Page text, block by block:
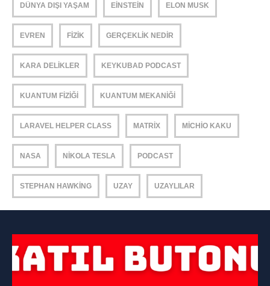
DÜNYA DIŞI YAŞAM EINSTEIN ELON MUSK
EVREN FIZIK GERÇEKLIK NEDIR
KARA DELIKLER KEYKUBAD PODCAST
KUANTUM FIZIĞI KUANTUM MEKANIĞI
LARAVEL HELPER CLASS MATRIX MICHIO KAKU
NASA NIKOLA TESLA PODCAST
STEPHAN HAWKING UZAY UZAYLILAR